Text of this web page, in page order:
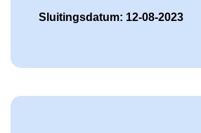
Sluitingsdatum: 12-08-2023